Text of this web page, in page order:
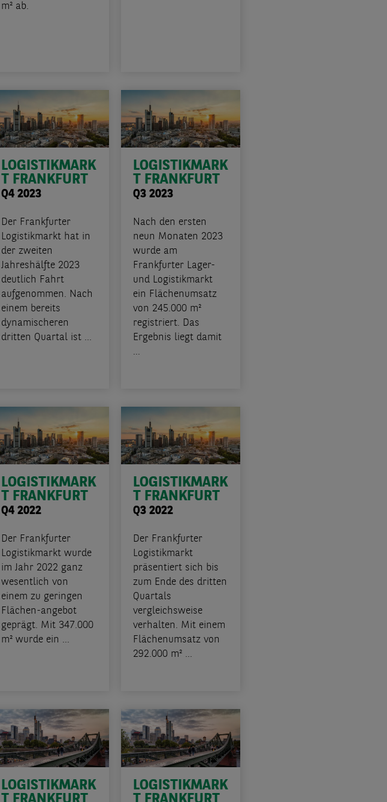
m² ab.
LOGISTIKMARK
T FRANKFURT
Q4 2023
Der Frankfurter
Logistikmarkt hat in
der zweiten
Jahreshälfte 2023
deutlich Fahrt
aufgenommen. Nach
einem bereits
dynamischeren
dritten Quartal ist ...
LOGISTIKMARK
T FRANKFURT
Q3 2023
Nach den ersten
neun Monaten 2023
wurde am
Frankfurter Lager-
und Logistikmarkt
ein Flächenumsatz
von 245.000 m²
registriert. Das
Ergebnis liegt damit
...
LOGISTIKMARK
T FRANKFURT
Q4 2022
Der Frankfurter
Logistikmarkt wurde
im Jahr 2022 ganz
wesentlich von
einem zu geringen
Flächen-angebot
geprägt. Mit 347.000
m² wurde ein ...
LOGISTIKMARK
T FRANKFURT
Q3 2022
Der Frankfurter
Logistikmarkt
präsentiert sich bis
zum Ende des dritten
Quartals
vergleichsweise
verhalten. Mit einem
Flächenumsatz von
292.000 m² ...
LOGISTIKMARK
LOGISTIKMARK